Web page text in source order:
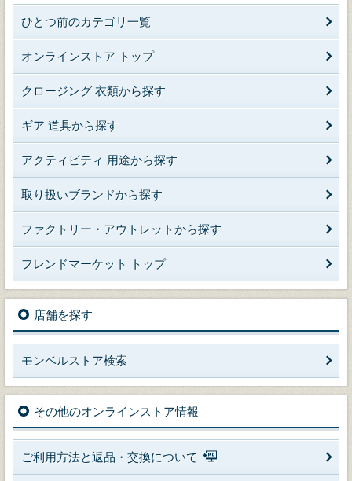
ひとつ前のカテゴリ一覧
オンラインストア トップ
クロージング 衣類から探す
ギア 道具から探す
アクティビティ 用途から探す
取り扱いブランドから探す
ファクトリー・アウトレットから探す
フレンドマーケット トップ
店舗を探す
モンベルストア検索
その他のオンラインストア情報
ご利用方法と返品・交換について